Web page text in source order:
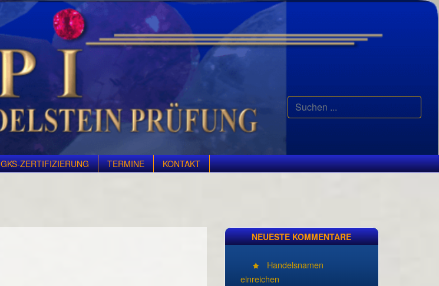
Suchen
...
GKS-ZERTIFIZIERUNG TERMINE KONTAKT
NEUESTE KOMMENTARE
Handelsnamen
einreichen